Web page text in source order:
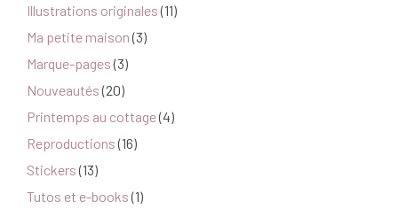
Illustrations originales (11)
Ma petite maison (3)
Marque-pages (3)
Nouveautés (20)
Printemps au cottage(4)
Reproductions (16)
Stickers (13)
Tutos et e-books (1)